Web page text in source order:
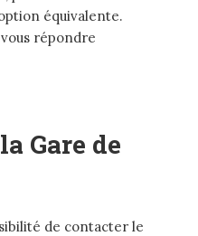
équivalente.
répondre
Gare de
de contacter le